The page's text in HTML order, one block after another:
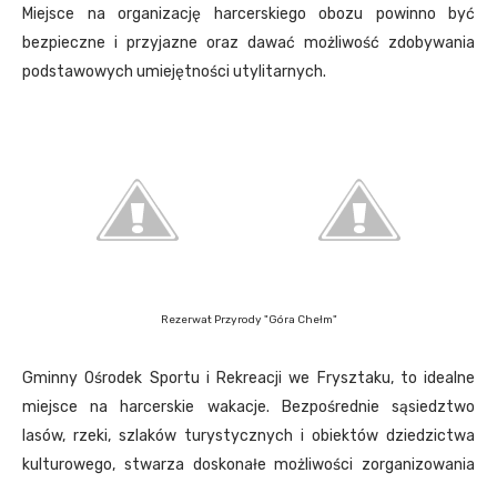
Miejsce na organizację harcerskiego obozu powinno być
bezpieczne i przyjazne oraz dawać możliwość zdobywania
podstawowych umiejętności utylitarnych.
Rezerwat Przyrody "Góra Chełm"
Gminny Ośrodek Sportu i Rekreacji we Frysztaku, to idealne
miejsce na harcerskie wakacje. Bezpośrednie sąsiedztwo
lasów, rzeki, szlaków turystycznych i obiektów dziedzictwa
kulturowego, stwarza doskonałe możliwości zorganizowania